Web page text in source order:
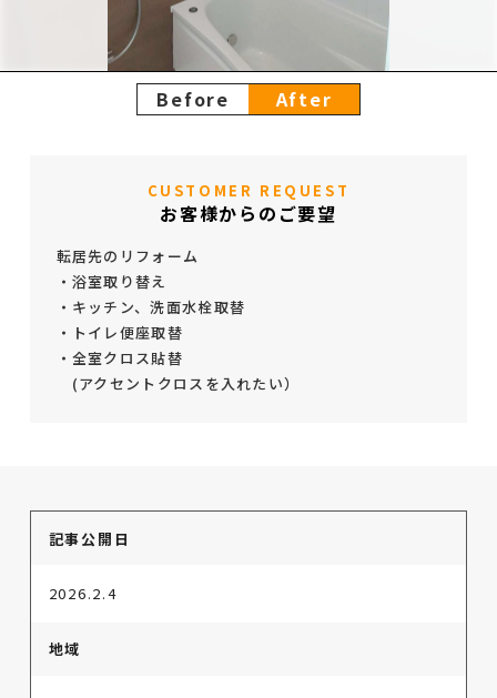
Before After
CUSTOMER REQUEST
お客様からのご要望
転居先のリフォーム
・浴室取り替え
・キッチン、洗面水栓取替
・トイレ便座取替
・全室クロス貼替
(アクセントクロスを入れたい）
記事公開日
2026.2.4
地域